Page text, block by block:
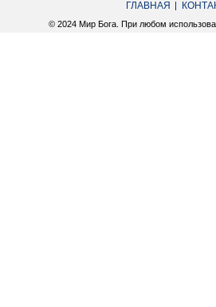
ГЛАВНАЯ
© 2024 Мир Бога. При любом